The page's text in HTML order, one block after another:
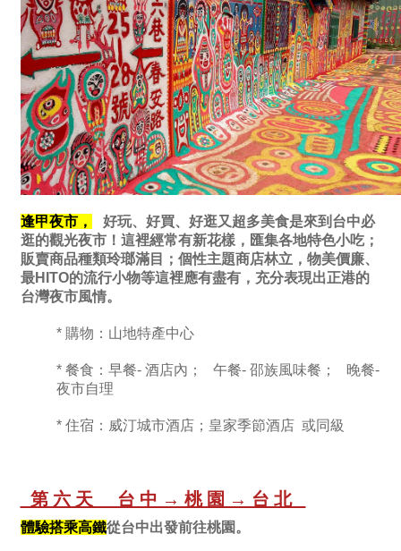
逢甲夜市，
好玩、好買、好逛又超多美食是來到台中必
逛的觀光夜市！這裡經常有新花樣，匯集各地特色小吃；
販賣商品種類玲瑯滿目；個性主題商店林立，物美價廉、
最HITO的流行小物等這裡應有盡有，充分表現出正港的
台灣夜市風情。
* 購物：山地特產中心
* 餐食：早餐- 酒店內； 午餐- 邵族風味餐； 晚餐-
夜市自理
* 住宿：威汀城市酒店；皇家季節酒店 或同級
第六天 台中→桃園→台北
體驗搭乘高鐵從台中出發前往桃園。